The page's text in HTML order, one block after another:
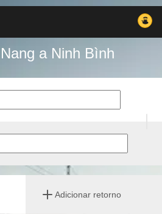
a Ninh Bình
Adicionar retorno